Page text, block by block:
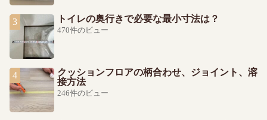
トイレの奥行きで必要な最小寸法は？
470件のビュー
クッションフロアの柄合わせ、ジョイント、溶
接方法
246件のビュー